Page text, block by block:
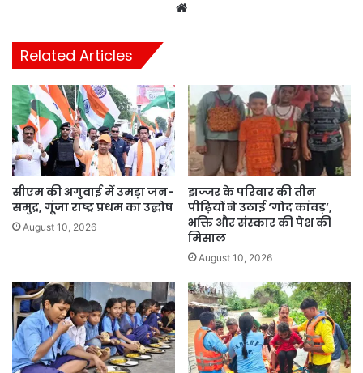
Related Articles
सीएम की अगुवाई में उमड़ा जन-
समुद्र, गूंजा राष्ट्र प्रथम का उद्घोष
August 10, 2026
झज्जर के परिवार की तीन
पीढ़ियों ने उठाई ‘गोद कांवड़’,
भक्ति और संस्कार की पेश की
मिसाल
August 10, 2026